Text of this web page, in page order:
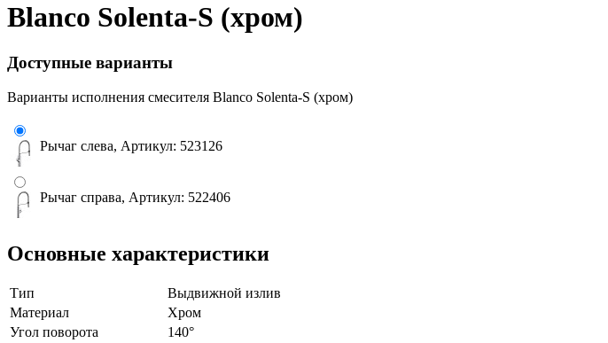
Blanco Solenta-S (хром)
Доступные варианты
Варианты исполнения смесителя Blanco Solenta-S (хром)
Рычаг слева, Артикул: 523126
Рычаг справа, Артикул: 522406
Основные характеристики
Тип
Выдвижной излив
Материал
Хром
Угол поворота
140°